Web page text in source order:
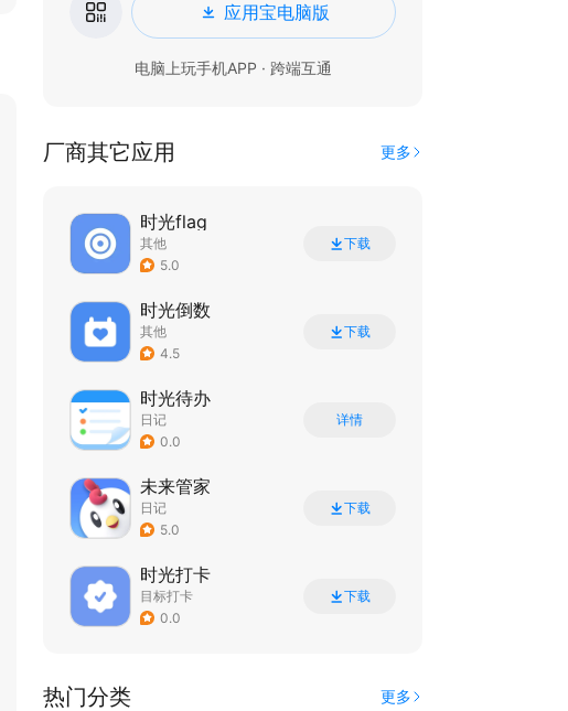
应用宝电脑版
电脑上玩手机APP · 跨端互通
厂商其它应用 更多
时光flag
其他
5.0
下载
时光倒数
其他
4.5
下载
时光待办
日记
0.0
详情
未来管家
日记
5.0
下载
时光打卡
目标打卡
0.0
下载
热门分类 更多